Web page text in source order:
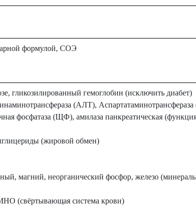
формулой, СОЭ
гликозилированный гемоглобин (исключить диабет)
(АЛТ),
фосфатаза (ЩФ), амилаза панкреатическая
(жировой обмен)
магний, неорганический фосфор, железо
(свёртывающая система крови)